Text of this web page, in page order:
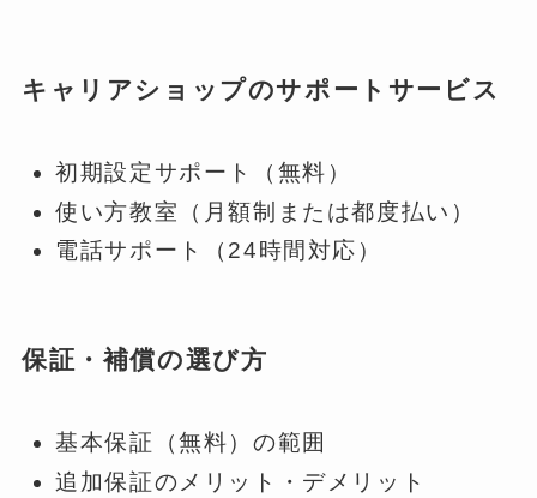
キャリアショップのサポートサービス
初期設定サポート（無料）
使い方教室（月額制または都度払い）
電話サポート（24時間対応）
保証・補償の選び方
基本保証（無料）の範囲
追加保証のメリット・デメリット